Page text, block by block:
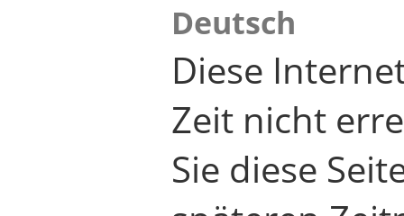
Deutsch
Diese
Zeit nicht
Sie diese